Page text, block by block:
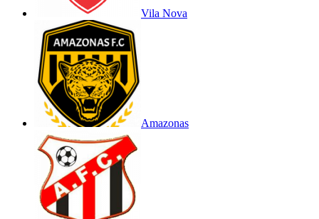
Vila Nova
Amazonas